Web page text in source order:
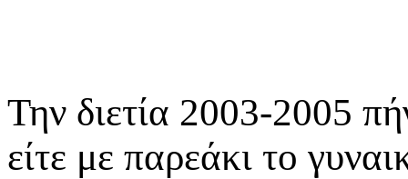
Την διετία 2003-2005
είτε με παρεάκι το